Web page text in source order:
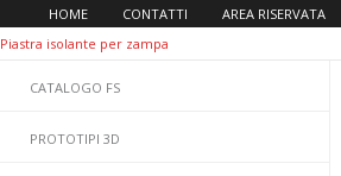
HOME CONTATTI
AREA RISERVATA
Piastra isolante per zampa
CATALOGO FS
PROTOTIPI 3D